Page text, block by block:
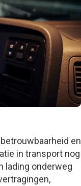
en
in transport nog
lading onderweg